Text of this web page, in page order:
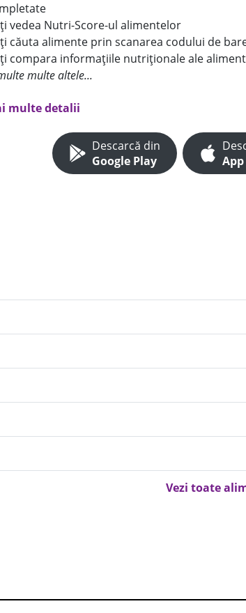
vedea Nutri-Score-ul alimentelor
căuta alimente prin scanarea codului de
compara informațiile nutriționale ale
multe altele...
multe detalii
Descarcă din
Google Play
Vezi toate